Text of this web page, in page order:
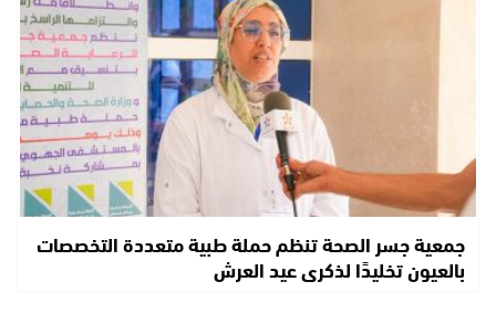
جمعية جسر الصحة تنظم حملة طبية متعددة التخصصات
بالعيون تخليدًا لذكرى عيد العرش